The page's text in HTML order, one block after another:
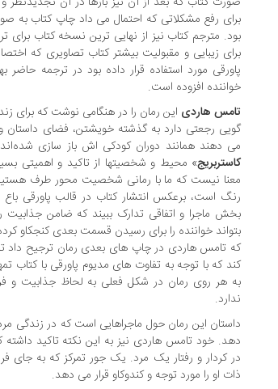
برای رفع مشکلاتی که احتمال می داد چاپ کتاب به
بود. مترجم کتاب نیز از نهایی ترین نسخه کتاب برای
برای زیبایی و مقبولیت بیشتر کتاب تصاویری که
پاورقی مورد استفاده قرار داده بود در ترجمه حاضر
خواننده افزوده است.
تامس هاردی این رمان را در هنگامی نوشت که برای
گویی رجعتی دارد به گذشته خویشتن، فضای داستان
می دهند همانند دوران کودکی اش باز سازی
کاستربریج» محیط و شخصیتها از تاکید و اهمیتی بسیار
معنا نیست که ما با رمانی شخصیت محور طرف هستیم
رنگ است، برعکس انتشار کتاب در قالب پاورقی
بخش ماجرا و اتفاقی تدارک ببیند که ضامن جذابیت
بتواند خواننده را برای رسیدن قسمت بعدی کنجکاو
که تامس هاردی در چاپ های بعدی رمان ترجیح داد
کند که با توجه به تفاوت های مدیوم پاورقی با
به هر روی رمان در شکل فعلی به لحاظ جذابیت و
ندارد.
داستان این رمان حول ماجراهایی است که در زندگی
دهد. خود تامس هاردی نیز به این نکته تاکید
در کردار و رفتار یک مرد. یک جور تمرکز که به جای
ذات او را مورد توجه و کندوکاو قرار می دهد.